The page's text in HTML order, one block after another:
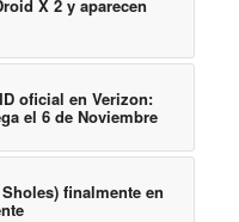
X 2 y aparecen
oficial en Verizon:
el 6 de Noviembre
finalmente en